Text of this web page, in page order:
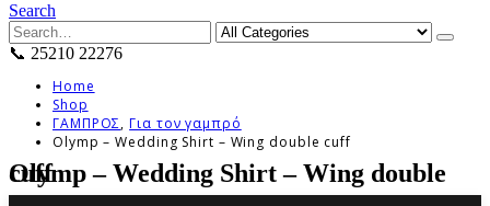
Search
📞 25210 22276
Home
Shop
ΓΑΜΠΡΟΣ,Για τον γαμπρό
Olymp – Wedding Shirt – Wing double cuff
Olymp – Wedding Shirt – Wing double cuff